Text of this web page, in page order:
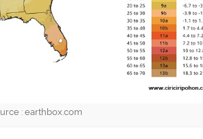
: earthbox.com